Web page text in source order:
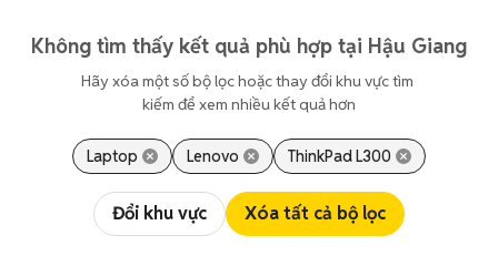
Không tìm thấy kết quả phù hợp tại Hậu Giang
Hãy xóa một số bộ lọc hoặc thay đổi khu vực tìm
kiếm để xem nhiều kết quả hơn
Laptop Lenovo ThinkPad L300
Đổi khu vực Xóa tất cả bộ lọc